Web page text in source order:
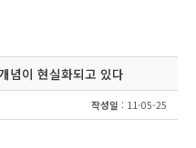
념이 현실화되고 있다
작성일 : 11-05-25